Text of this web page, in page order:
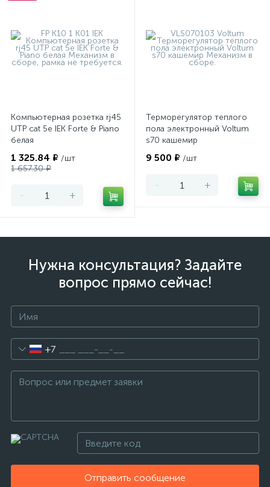
Компьютерная розетка rj45
UTP cat 5e IEK Forte & Piano
белая
1 325.84 ₽ /шт
1 657.30 ₽
- +
Терморегулятор теплого
пола электронный Voltum
s70 кашемир
9 500 ₽ /шт
- +
Нужна консультация? Задайте
вопрос прямо сейчас!
+7
Отправить сообщение